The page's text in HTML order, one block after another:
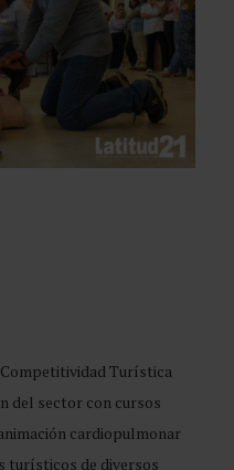
Turística
del sector con cursos
cardiopulmonar
turísticos de diversos